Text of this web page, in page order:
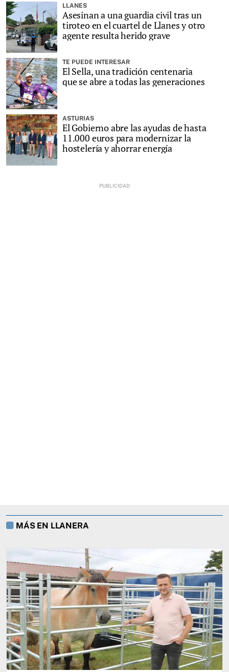
LLANES
Asesinan a una guardia civil tras un
tiroteo en el cuartel de Llanes y otro
agente resulta herido grave
TE PUEDE INTERESAR
El Sella, una tradición centenaria
que se abre a todas las generaciones
ASTURIAS
El Gobierno abre las ayudas de hasta
11.000 euros para modernizar la
hostelería y ahorrar energía
MÁS EN LLANERA